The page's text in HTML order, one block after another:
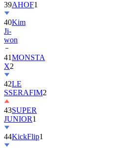
40Kim
Ji-
won
41MONSTA
X
42LE
SSERAFIM
43SUPER
JUNIOR
44KickFlip
45AND2BLE